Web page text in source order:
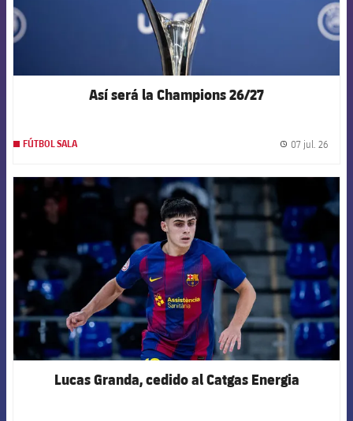
Así será la Champions 26/27
FÚTBOL SALA 07 jul. 26
FCB Barcelona badge
Lucas Granda, cedido al Catgas Energia